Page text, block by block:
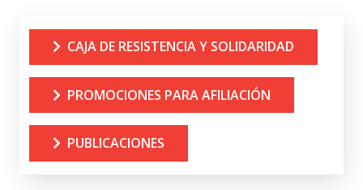
CAJA DE RESISTENCIA Y SOLIDARIDAD
PROMOCIONES PARA AFILIACIÓN
PUBLICACIONES